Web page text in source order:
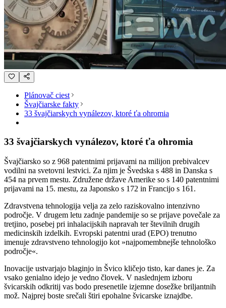
Plánovač ciest
Švajčiarske fakty
33 švajčiarskych vynálezov, ktoré ťa ohromia
33 švajčiarskych vynálezov, ktoré ťa ohromia
Švajčiarsko so z 968 patentnimi prijavami na milijon prebivalcev
vodilni na svetovni lestvici. Za njim je Švedska s 488 in Danska s
454 na prvem mestu. Združene države Amerike so s 140 patentnimi
prijavami na 15. mestu, za Japonsko s 172 in Francijo s 161.
Zdravstvena tehnologija velja za zelo raziskovalno intenzivno
področje. V drugem letu zadnje pandemije so se prijave povečale za
tretjino, posebej pri inhalacijskih napravah ter številnih drugih
medicinskih izdelkih. Evropski patentni urad (EPO) trenutno
imenuje zdravstveno tehnologijo kot »najpomembnejše tehnološko
področje«.
Inovacije ustvarjajo blaginjo in Švico kličejo tisto, kar danes je. Za
vsako genialno idejo je vedno človek. V naslednjem izboru
švicarskih odkritij vas bodo presenetile izjemne dosežke briljantnih
mož. Najprej boste srečali štiri epohalne švicarske iznajdbe.